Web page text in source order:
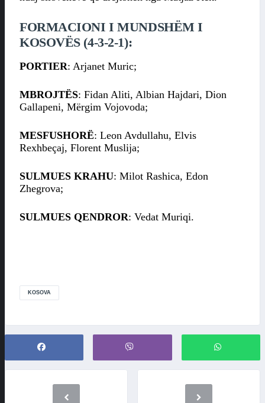
FORMACIONI I MUNDSHËM I
KOSOVËS (4-3-2-1):
PORTIER: Arjanet Muric;
MBROJTËS: Fidan Aliti, Albian Hajdari, Dion
Gallapeni, Mërgim Vojovoda;
MESFUSHORË: Leon Avdullahu, Elvis
Rexhbeçaj, Florent Muslija;
SULMUES KRAHU: Milot Rashica, Edon
Zhegrova;
SULMUES QENDROR: Vedat Muriqi.
KOSOVA